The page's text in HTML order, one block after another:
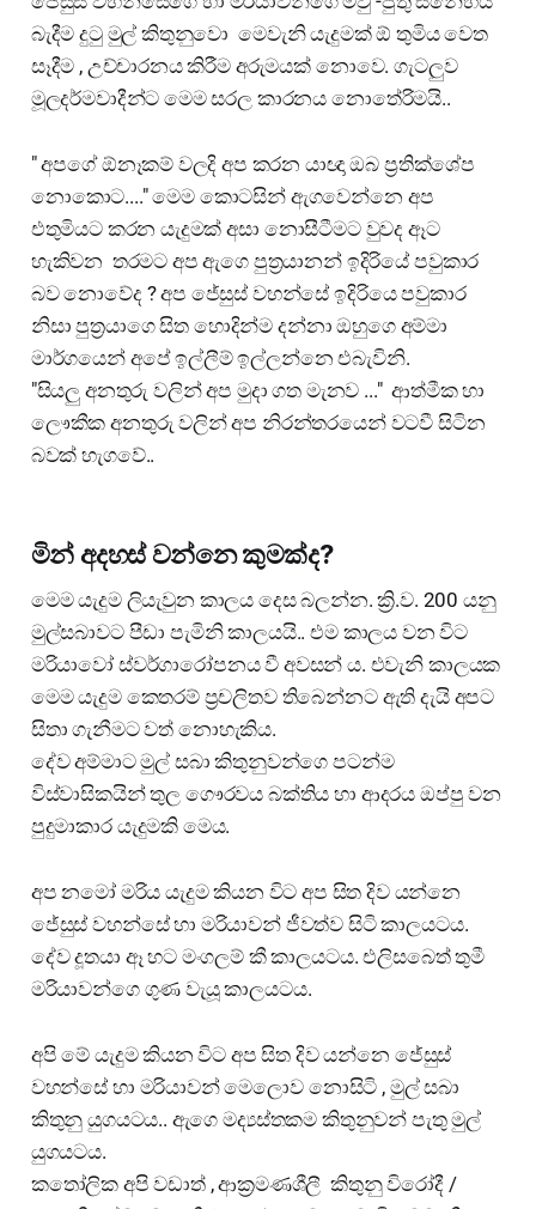
බැදීම දුටු මුල් කිතුනුවො මෙවැනි යැදුමක් ඕ තුමිය වෙත
සෑදීම , උච්චාරනය කිරීම අරුමයක් නොවෙ. ගැටලුව
මූලදර්මවාදීන්ට මෙම සරල කාරනය නොතේරිමයි..
" අපගේ ඕනෑකම් වලදි අප කරන යාඥා ඔබ ප්‍රතික්ශේප
නොකොට...." මෙම කොටසින් ඇගවෙන්නෙ අප
එතුමියට කරන යැදුමක් අසා නොසීටීමට වුවද ඈට
හැකිවන තරමට අප ඇගෙ පුත්‍රයානන් ඉදිරියේ පවුකාර
බව නොවේද ? අප ජේසුස් වහන්සේ ඉදිරියෙ පවුකාර
නිසා පුත්‍රයාගෙ සිත හොදින්ම දන්නා ඔහුගෙ අම්මා
මාර්ගයෙන් අපේ ඉල්ලීම් ඉල්ලන්නෙ එබැවිනි.
"සියලු අනතුරු වලින් අප මුදා ගත මැනව ..." ආත්මීක හා
ලෞකීක අනතුරු වලින් අප නිරන්තරයෙන් වටවී සිටින
බවක් හැගවේ..
මින් අදහස් වන්නෙ කුමක්ද?
මෙම යැදුම ලියැවුන කාලය දෙස බලන්න. ක්‍රි.ව. 200 යනු
මුල්සබාවට පීඩා පැමිනි කාලයයි.. එම කාලය වන විට
මරියාවෝ ස්වර්ගාරෝපනය වී අවසන්‍ ය. එවැනි කාලයක
මෙම යැදුම කෙතරම් ප්‍රචලිතව තිබෙන්නට ඇති දැයි අපට
සිතා ගැනීමට වත් නොහැකිය.
දේව අම්මාට මුල් සබා කිතුනුවන්ගෙ පටන්ම
විස්වාසිකයින් තුල ගෞරවය බක්තිය හා ආදරය ඔප්පු වන
පුදුමාකාර යැදුමකි මෙය.
අප නමෝ මරිය යැදුම කියන විට අප සිත දිව යන්නෙ
ජේසුස් වහන්සේ හා මරියාවන් ජීවත්ව සිටි කාලයටය.
දේව දූතයා ඈ හට මංගලම් කී කාලයටය. එලිසබෙත් තුමී
මරියාවන්ගෙ ගුණ වැයූ කාලයටය.
අපි මේ යැදුම කියන විට අප සිත දිව යන්නෙ ජේසුස්
වහන්සේ හා මරියාවන් මෙලොව නොසිටි , මුල් සබා
කිතුනු යුගයටය.. ඇගෙ මද්‍යස්තකම කිතුනුවන් පැතු මුල්
යුගයටය.
කතෝලික අපි වඩාත් , ආක්‍රමණශීලී කිතුනු විරෝදී /